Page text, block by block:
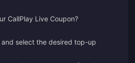
CallPlay Live Coupon?
and select the desired top-up